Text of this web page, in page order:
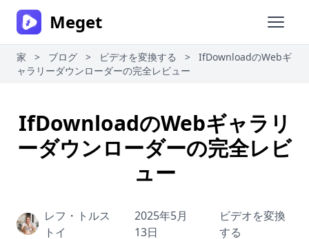
メイ
Meget
家 > ブログ > ビデオを変換する >
IfDownloadのWebギ
ャラリーダウンローダーの完全レビュー
IfDownloadのWebギャラリ
ーダウンローダーの完全レビ
ュー
レフ・トルス
トイ
2025年5月
13日
ビデオを変換
する